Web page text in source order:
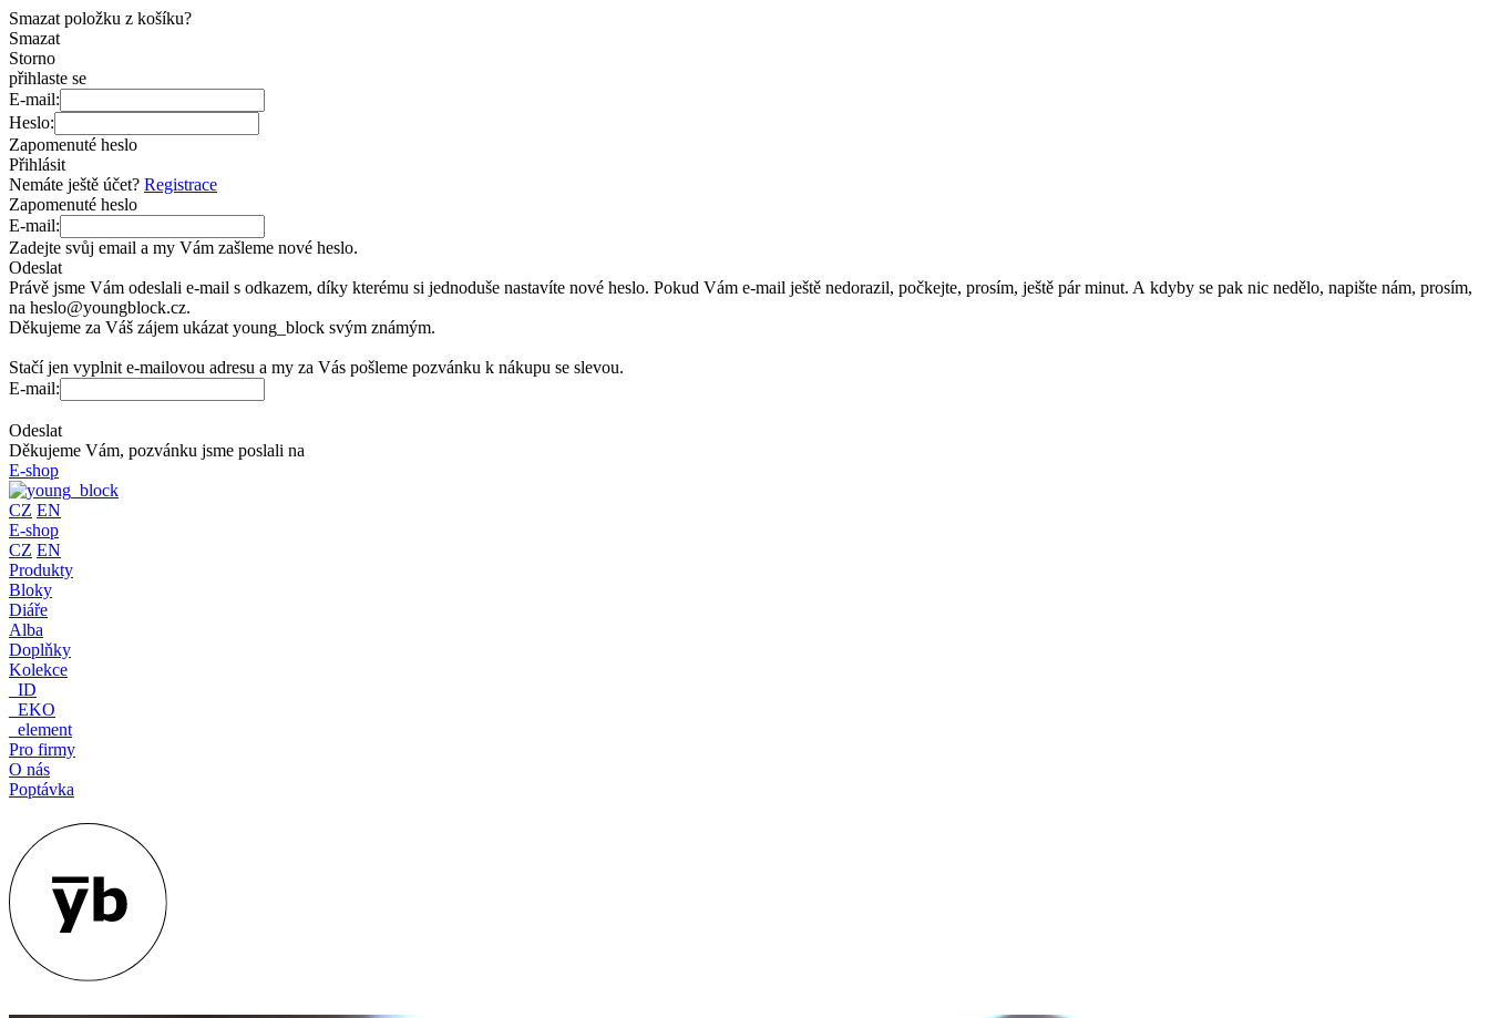
Smazat položku z košíku?
Smazat
Storno
přihlaste se
E-mail:
Heslo:
Zapomenuté heslo
Přihlásit
Nemáte ještě účet? Registrace
Zapomenuté heslo
E-mail:
Zadejte svůj email a my Vám zašleme nové heslo.
Odeslat
Právě jsme Vám odeslali e-mail s odkazem, díky kterému si jednoduše nastavíte nové heslo. Pokud Vám e-mail ještě nedorazil, počkejte, prosím, ještě pár minut. A kdyby se pak nic nedělo, napište nám, prosím,
na heslo@youngblock.cz.
Děkujeme za Váš zájem ukázat young_block svým známým.
Stačí jen vyplnit e-mailovou adresu a my za Vás pošleme pozvánku k nákupu se slevou.
E-mail:
Odeslat
Děkujeme Vám, pozvánku jsme poslali na
E-shop
CZ EN
E-shop
CZ EN
Produkty
Bloky
Diáře
Alba
Doplňky
Kolekce
_ID
_EKO
_element
Pro firmy
O nás
Poptávka